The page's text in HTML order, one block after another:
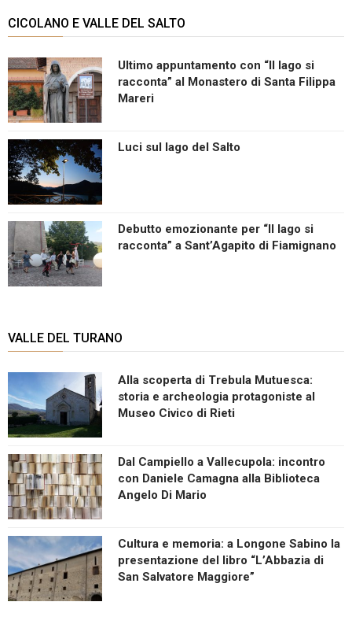
CICOLANO E VALLE DEL SALTO
Ultimo appuntamento con “Il lago si
racconta” al Monastero di Santa Filippa
Mareri
Luci sul lago del Salto
Debutto emozionante per “Il lago si
racconta” a Sant’Agapito di Fiamignano
VALLE DEL TURANO
Alla scoperta di Trebula Mutuesca:
storia e archeologia protagoniste al
Museo Civico di Rieti
Dal Campiello a Vallecupola: incontro
con Daniele Camagna alla Biblioteca
Angelo Di Mario
Cultura e memoria: a Longone Sabino la
presentazione del libro “L’Abbazia di
San Salvatore Maggiore”